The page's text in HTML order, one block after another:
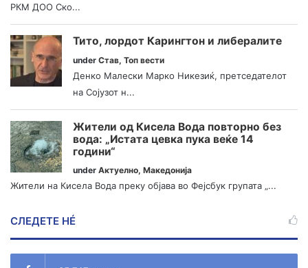
РКМ ДОО Ско...
Тито, лордот Карингтон и либералите
under Став, Топ вести
Денко Малески Марко Никезиќ, претседателот
на Сојузот н...
Жители од Кисела Вода повторно без
вода: „Истата цевка пука веќе 14
години“
under Актуелно, Македонија
Жители на Кисела Вода преку објава во Фејсбук групата „...
СЛЕДЕТЕ НÉ